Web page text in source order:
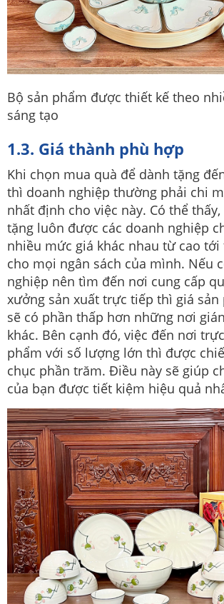
Bộ sản phẩm được thiết kế theo
sáng tạo
1.3. Giá thành phù hợp
Khi chọn mua quà để dành tặng
thì doanh nghiệp thường phải chi
nhất định cho việc này. Có thể
tặng luôn được các doanh nghiệp
nhiều mức giá khác nhau từ cao
cho mọi ngân sách của mình. Nếu
nghiệp nên tìm đến nơi cung cấp
xưởng sản xuất trực tiếp thì giá sản
sẽ có phần thấp hơn những nơi
khác. Bên cạnh đó, việc đến nơi
phẩm với số lượng lớn thì được
chục phần trăm. Điều này sẽ giúp
của bạn được tiết kiệm hiệu quả